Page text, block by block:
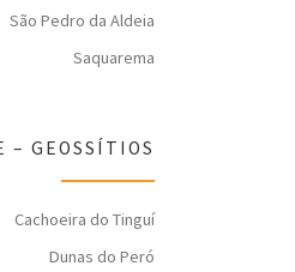
São Pedro da Aldeia
Saquarema
– GEOSSÍTIOS
Cachoeira do Tinguí
Dunas do Peró